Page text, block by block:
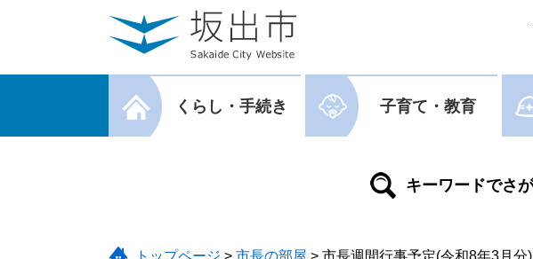
メニューを閉じる
くらし・手続き 子育て・教育
トップページ > 市長の部屋 > 市長週間行事予定(令和8年3月分)